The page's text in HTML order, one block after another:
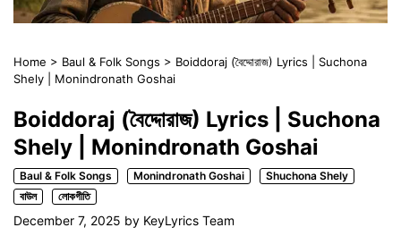
Home > Baul & Folk Songs > Boiddoraj (বৈদ্দোরাজ) Lyrics | Suchona
Shely | Monindronath Goshai
Boiddoraj (বৈদ্দোরাজ) Lyrics | Suchona
Shely | Monindronath Goshai
Baul & Folk Songs Monindronath Goshai
Shuchona Shely
বাউল
লোকগীতি
December 7, 2025 by KeyLyrics Team